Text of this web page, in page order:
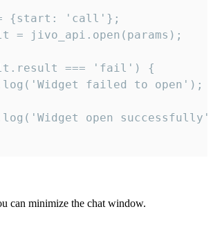
= {start: 'call'};
= jivo_api.open(params);
=== 'fail') {
failed to open');
open
can minimize the chat window.